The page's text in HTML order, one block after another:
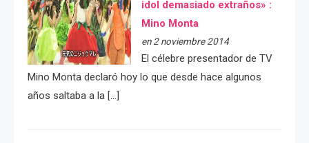
idol demasiado extraños» :
Mino Monta
en 2 noviembre 2014
El célebre presentador de TV
Mino Monta declaró hoy lo que desde hace algunos
años saltaba a la […]